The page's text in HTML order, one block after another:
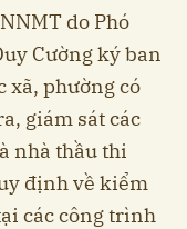
do Phó
Cường ký ban
xã, phường có
giám sát các
nhà thầu thi
định về kiểm
các công trình